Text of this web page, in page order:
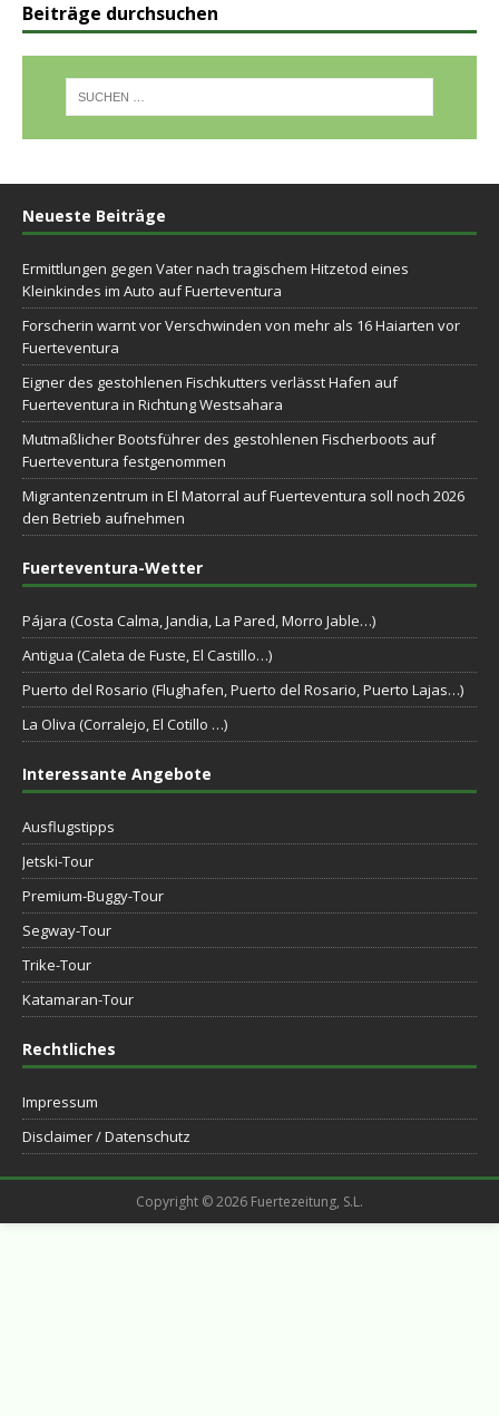
Beiträge durchsuchen
Neueste Beiträge
Ermittlungen gegen Vater nach tragischem Hitzetod eines
Kleinkindes im Auto auf Fuerteventura
Forscherin warnt vor Verschwinden von mehr als 16 Haiarten vor
Fuerteventura
Eigner des gestohlenen Fischkutters verlässt Hafen auf
Fuerteventura in Richtung Westsahara
Mutmaßlicher Bootsführer des gestohlenen Fischerboots auf
Fuerteventura festgenommen
Migrantenzentrum in El Matorral auf Fuerteventura soll noch 2026
den Betrieb aufnehmen
Fuerteventura-Wetter
Pájara (Costa Calma, Jandia, La Pared, Morro Jable…)
Antigua (Caleta de Fuste, El Castillo…)
Puerto del Rosario (Flughafen, Puerto del Rosario, Puerto Lajas…)
La Oliva (Corralejo, El Cotillo …)
Interessante Angebote
Ausflugstipps
Jetski-Tour
Premium-Buggy-Tour
Segway-Tour
Trike-Tour
Katamaran-Tour
Rechtliches
Impressum
Disclaimer / Datenschutz
Copyright © 2026 Fuertezeitung, S.L.